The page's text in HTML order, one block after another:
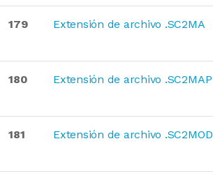
179 Extensión de archivo .SC2MA
180 Extensión de archivo .SC2MAP
181 Extensión de archivo .SC2MOD